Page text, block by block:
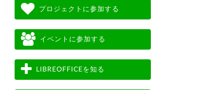
プロジェクトに参加する
イベントに参加する
LIBREOFFICEを知る